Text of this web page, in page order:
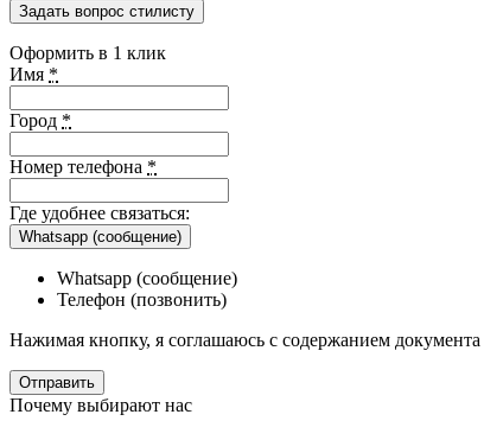
Задать вопрос стилисту
Оформить в 1 клик
Имя *
Город *
Номер телефона *
Где удобнее связаться:
Whatsapp (сообщение)
Whatsapp (сообщение)
Телефон (позвонить)
Нажимая кнопку, я соглашаюсь с содержанием документа
Почему выбирают нас